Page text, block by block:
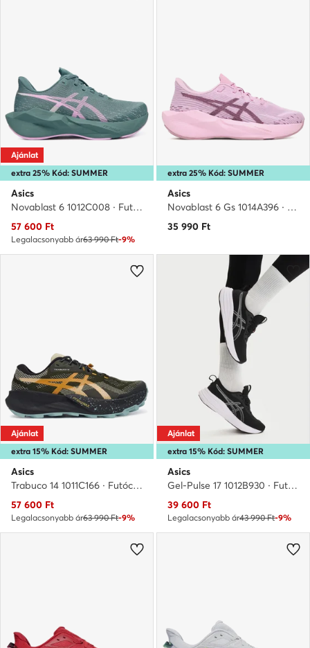
extra 25% Kód: SUMMER
Ajánlat
Asics
Novablast 6 1012C008 · Futócipő
Aktuális ár
57 600 Ft
Legalacsonyabb ár63 990 Ft-9%
extra 25% Kód: SUMMER
Asics
Novablast 6 Gs 1014A396 · Futócipő
35 990 Ft
extra 15% Kód: SUMMER
Ajánlat
Asics
Trabuco 14 1011C166 · Futócipő
Aktuális ár
57 600 Ft
Legalacsonyabb ár63 990 Ft-9%
extra 15% Kód: SUMMER
Ajánlat
Asics
Gel-Pulse 17 1012B930 · Futócipő
Aktuális ár
39 600 Ft
Legalacsonyabb ár43 990 Ft-9%